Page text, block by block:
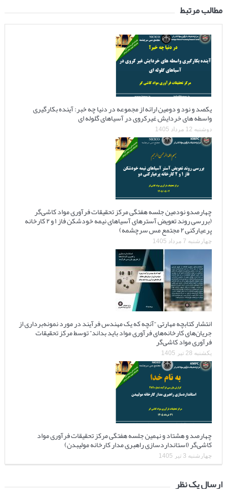
مطالب مرتبط
یکصد و نود و دومین ارائه از مجموعه در دنیا چه خبر: آینده بکارگیری
واسطه های خردایش غیرکروی در آسیاهای گلوله ای
دوشنبه 12 مرداد 1405
چهارصدو نودمین جلسه هفتگی مرکز تحقیقات فرآوری مواد کاشی‌گر
(بررسی روند تعویض آسترهای آسیاهای نیمه خودشکن فاز ۱ و ۲ کارخانه
پرعیارکنی ۲ مجتمع مس سرچشمه)
چهارشنبه 7 مرداد 1405
انتشار کتابچه مهارتی “آنچه که یک مهندس فرآیند در مورد نمونه‌برداری از
جریان‌های کارخانه‌های فرآوری مواد باید بداند” توسط مرکز تحقیقات
فرآوری مواد کاشی‌گر
یکشنبه 28 تیر 1405
چهارصد و هشتاد و نهمین جلسه هفتگی مرکز تحقیقات فرآوری مواد
کاشی‌گر (استانداردسازی راهبری مدار کارخانه مولیبدن)
چهارشنبه 3 تیر 1405
ارسال یک نظر